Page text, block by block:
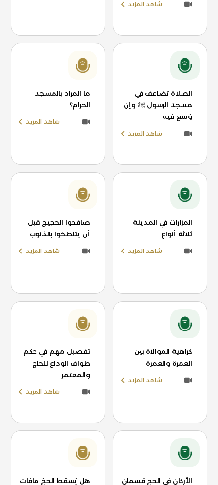
شاهد المزيد
الصلاة تضاعف في
مسجد الرسول ﷺ وإن
وُسع فيه
شاهد المزيد
ما المراد بالمسجد
الحرام؟
شاهد المزيد
المزارات في المدينة
ثلاثة أنواع
شاهد المزيد
صافحوا الحجيج قبل
أن يتلطخوا بالذنوب
شاهد المزيد
كراهية الموالاة بين
العمرة والعمرة
شاهد المزيد
تفصيل مهم في حكم
طواف الوداع للحاج
والمعتمر
شاهد المزيد
الأركان في الحج قسمان هل يُسقط الحجُ مافات